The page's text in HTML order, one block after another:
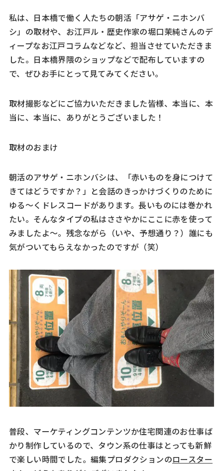
私は、日本橋で働く人たちの朝活「アサゲ・ニホンバ
シ」の取材や、お江戸ル・歴史作家の堀口茉純さんのデ
ィープなお江戸コラムなどなど、担当させていただきま
した。日本橋界隈のショップなどで配布していますの
で、ぜひお手にとって見てみてください。
取材撮影などにご協力いただきました皆様、本当に、本
当に、本当に、ありがとうございました！
取材のおまけ
朝活のアサゲ・ニホンバシは、「赤いものを身につけて
きてはどうですか？」と会話のきっかけづくりのために
ゆる～くドレスコードがあります。長いものには巻かれ
たい。そんなタイプの私はささやかにここに赤を使って
みましたよ～。残念ながら（いや、予想通り？）誰にも
気がついてもらえなかったのですが（笑）
普段、マーケティングコンテンツか住宅関連のお仕事ば
かり制作しているので、タウン系の仕事はとっても新鮮
で楽しい時間でした。編集プロダクションのロースター